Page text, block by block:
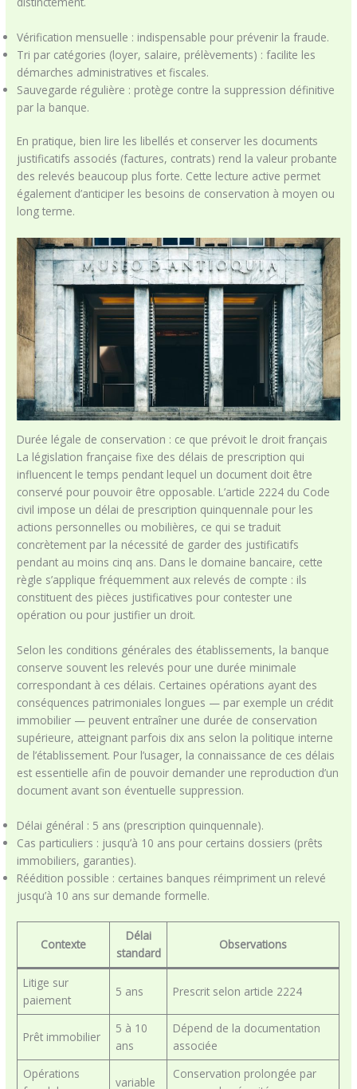
Vérification mensuelle : indispensable pour prévenir la fraude.
Tri par catégories (loyer, salaire, prélèvements) : facilite les
démarches administratives et fiscales.
Sauvegarde régulière : protège contre la suppression définitive
par la banque.
En pratique, bien lire les libellés et conserver les documents
justificatifs associés (factures, contrats) rend la valeur probante
des relevés beaucoup plus forte. Cette lecture active permet
également d’anticiper les besoins de conservation à moyen ou
long terme.
Durée légale de conservation : ce que prévoit le droit français
La législation française fixe des délais de prescription qui
influencent le temps pendant lequel un document doit être
conservé pour pouvoir être opposable. L’article 2224 du Code
civil impose un délai de prescription quinquennale pour les
actions personnelles ou mobilières, ce qui se traduit
concrètement par la nécessité de garder des justificatifs
pendant au moins cinq ans. Dans le domaine bancaire, cette
règle s’applique fréquemment aux relevés de compte : ils
constituent des pièces justificatives pour contester une
opération ou pour justifier un droit.
Selon les conditions générales des établissements, la banque
conserve souvent les relevés pour une durée minimale
correspondant à ces délais. Certaines opérations ayant des
conséquences patrimoniales longues — par exemple un crédit
immobilier — peuvent entraîner une durée de conservation
supérieure, atteignant parfois dix ans selon la politique interne
de l’établissement. Pour l’usager, la connaissance de ces délais
est essentielle afin de pouvoir demander une reproduction d’un
document avant son éventuelle suppression.
Délai général : 5 ans (prescription quinquennale).
Cas particuliers : jusqu’à 10 ans pour certains dossiers (prêts
immobiliers, garanties).
Réédition possible : certaines banques réimpriment un relevé
jusqu’à 10 ans sur demande formelle.
Contexte
Délai
standard
Observations
Litige sur
paiement
5 ans Prescrit selon article 2224
Prêt immobilier
5 à 10
ans
Dépend de la documentation
associée
Opérations
variable
Conservation prolongée par